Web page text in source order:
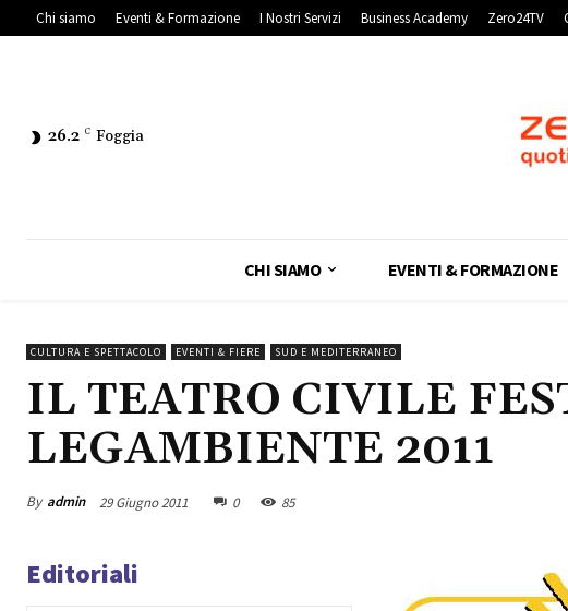
Chi siamo Eventi & Formazione I Nostri Servizi Business Academy Zero24TV
26.2 C Foggia
CHI SIAMO EVENTI & FORMAZIONE
CULTURA E SPETTACOLO EVENTI & FIERE SUD E MEDITERRANEO
IL TEATRO CIVILE
LEGAMBIENTE 2011
By admin 29 Giugno 2011 0 85
Editoriali